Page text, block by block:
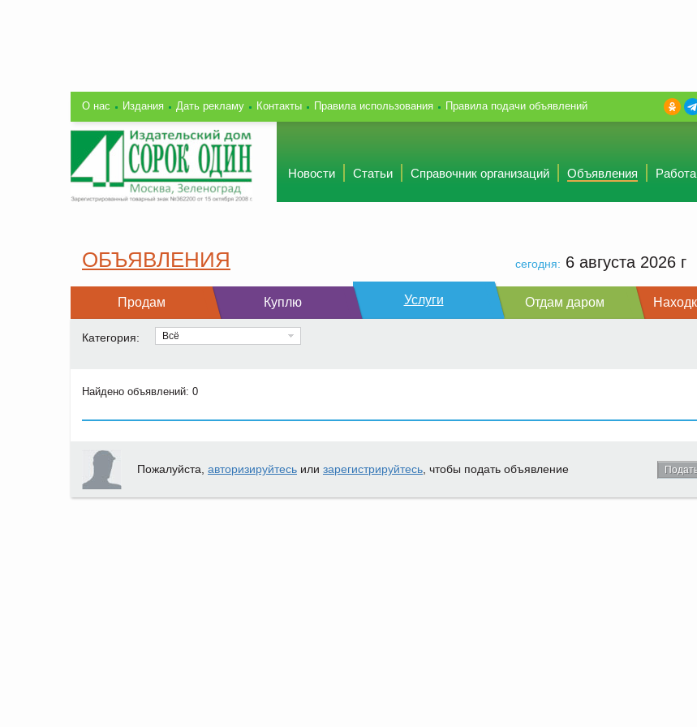
О нас Издания Дать рекламу Контакты Правила использования Правила подачи объявлений
Новости Статьи Справочник организаций Объявления Работа
сегодня: 6 августа 2026 г
ОБЪЯВЛЕНИЯ
Продам Куплю Услуги Отдам даром
Категория: Всё
Найдено объявлений: 0
Пожалуйста, авторизируйтесь или зарегистрируйтесь , чтобы подать объявление